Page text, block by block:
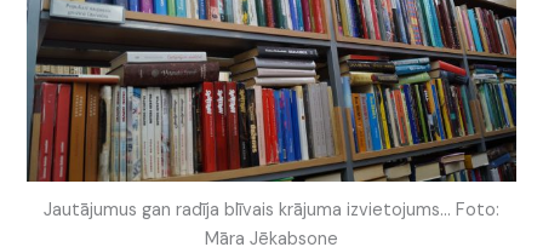
Jautājumus gan radīja blīvais krājuma izvietojums… Foto:
Māra Jēkabsone